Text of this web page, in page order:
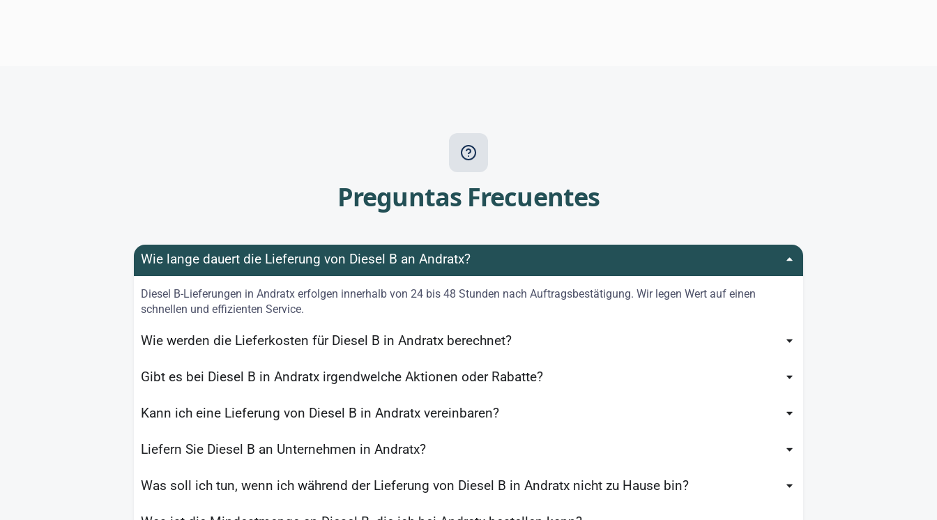
Preguntas Frecuentes
Wie lange dauert die Lieferung von Diesel B an Andratx?
Diesel B-Lieferungen in Andratx erfolgen innerhalb von 24 bis 48 Stunden nach Auftragsbestätigung. Wir legen Wert auf einen
schnellen und effizienten Service.
Wie werden die Lieferkosten für Diesel B in Andratx berechnet?
Gibt es bei Diesel B in Andratx irgendwelche Aktionen oder Rabatte?
Kann ich eine Lieferung von Diesel B in Andratx vereinbaren?
Liefern Sie Diesel B an Unternehmen in Andratx?
Was soll ich tun, wenn ich während der Lieferung von Diesel B in Andratx nicht zu Hause bin?